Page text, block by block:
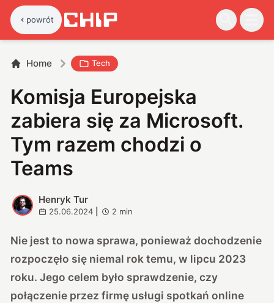
powrót
Home Tech
Komisja Europejska
zabiera się za Microsoft.
Tym razem chodzi o
Teams
H
Henryk Tur
25.06.2024 2 min
Nie jest to nowa sprawa, ponieważ dochodzenie
rozpoczęło się niemal rok temu, w lipcu 2023
roku. Jego celem było sprawdzenie, czy
połączenie przez firmę usługi spotkań online